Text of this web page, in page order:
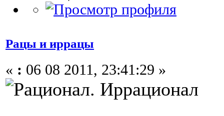
Рацы и иррацы
« : 06 08 2011, 23:41:29 »